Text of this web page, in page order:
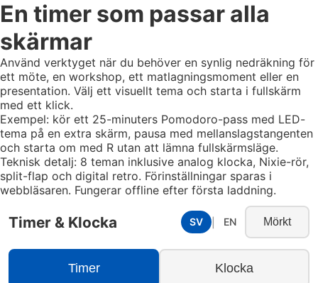
En timer som passar alla
skärmar
Använd verktyget när du behöver en synlig nedräkning för
ett möte, en workshop, ett matlagningsmoment eller en
presentation. Välj ett visuellt tema och starta i fullskärm
med ett klick.
Exempel: kör ett 25-minuters Pomodoro-pass med LED-
tema på en extra skärm, pausa med mellanslagstangenten
och starta om med R utan att lämna fullskärmsläge.
Teknisk detalj: 8 teman inklusive analog klocka, Nixie-rör,
split-flap och digital retro. Förinställningar sparas i
webbläsaren. Fungerar offline efter första laddning.
Timer & Klocka SV EN Mörkt
Timer Klocka